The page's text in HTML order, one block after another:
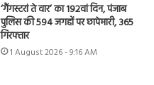
‘गैंगस्टरां ते वार’ का 192वां दिन, पंजाब
पुलिस की 594 जगहों पर छापेमारी, 365
गिरफ्तार
1 August 2026 - 9:16 AM